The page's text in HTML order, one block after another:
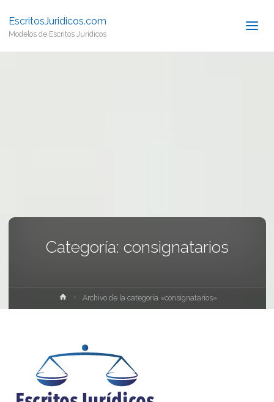
EscritosJuridicos.com
Modelos de Escritos Jurídicos
Categoría: consignatarios
InicioArchivo de la categoría «consignatarios»